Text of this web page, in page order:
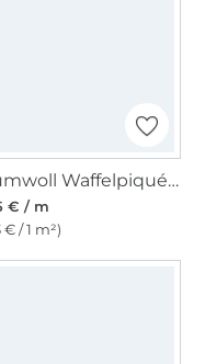
Baumwoll Waffelpiqué, puder
€ / m
€ / 1 m²)